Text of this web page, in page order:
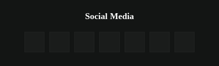
Social Media